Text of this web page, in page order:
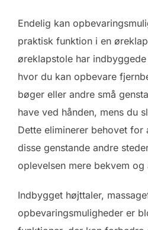
Endelig kan
praktisk funktion i en
øreklapstole har
hvor du kan opbevare
bøger eller andre små
have ved hånden, mens du
Dette eliminerer behovet for
disse genstande andre
oplevelsen mere bekvem og
Indbygget højttaler,
opbevaringsmuligheder er